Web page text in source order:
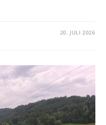
20. JULI 2026